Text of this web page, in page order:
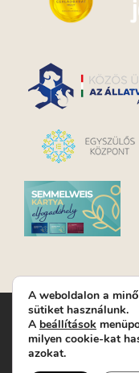
Turay Ida Színház
helyszín: Turay Ida
Levelezési cím: 1089
A weboldalon a
sütiket használunk.
A beállítások
milyen cookie-kat
azokat.